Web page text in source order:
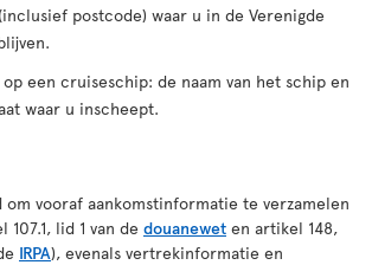
postcode) waar u in de Verenigde
een cruiseschip: de naam van het schip en
waar u inscheept.
om vooraf aankomstinformatie te verzamelen
lid 1 van de douanewet en artikel 148,
IRPA), evenals vertrekinformatie en